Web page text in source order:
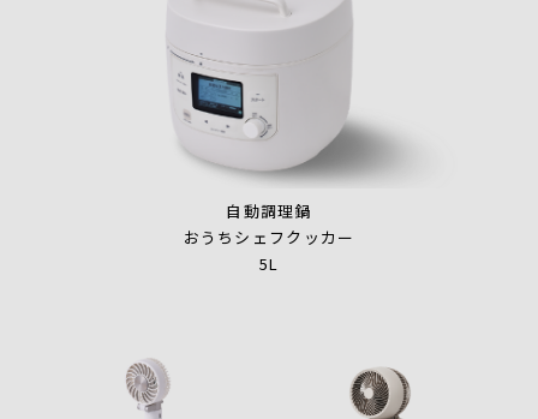
自動調理鍋
おうちシェフクッカー
5L